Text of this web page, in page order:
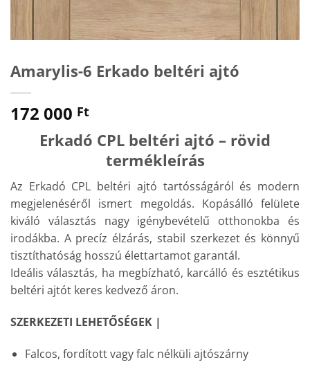
Amarylis-6 Erkado beltéri ajtó
172 000 Ft
Erkadó CPL beltéri ajtó – rövid
termékleírás
Az Erkadó CPL beltéri ajtó tartósságáról és modern
megjelenéséről ismert megoldás. Kopásálló felülete
kiváló választás nagy igénybevételű otthonokba és
irodákba. A precíz élzárás, stabil szerkezet és könnyű
tisztíthatóság hosszú élettartamot garantál.
Ideális választás, ha megbízható, karcálló és esztétikus
beltéri ajtót keres kedvező áron.
SZERKEZETI LEHETŐSÉGEK |
Falcos, fordított vagy falc nélküli ajtószárny